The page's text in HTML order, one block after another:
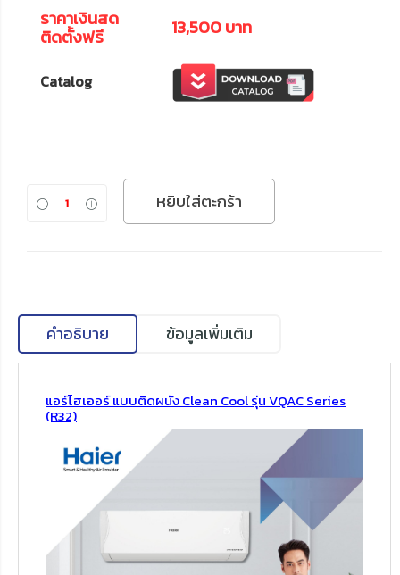
ราคาเงินสด
ติดตั้งฟรี 13,500 บาท
Catalog
หยิบใส่ตะกร้า
คำอธิบาย ข้อมูลเพิ่มเติม
แอร์ไฮเออร์ แบบติดผนัง Clean Cool รุ่น VQAC Series
(R32)